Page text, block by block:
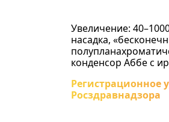
Увеличение:
насадка,
конденсор Аббе с
Регистрационное
Росздравнадзора